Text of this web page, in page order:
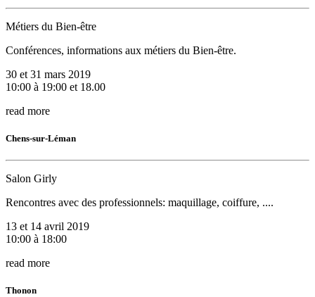
Métiers du Bien-être
Conférences, informations aux métiers du Bien-être.
30 et 31 mars 2019
10:00 à 19:00 et 18.00
read more
Chens-sur-Léman
Salon Girly
Rencontres avec des professionnels: maquillage, coiffure, ....
13 et 14 avril 2019
10:00 à 18:00
read more
Thonon